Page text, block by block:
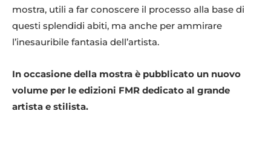
mostra, utili a far conoscere il processo alla base di
questi splendidi abiti, ma anche per ammirare
l’inesauribile fantasia dell’artista.
In occasione della mostra è pubblicato un nuovo
volume per le edizioni FMR dedicato al grande
artista e stilista.